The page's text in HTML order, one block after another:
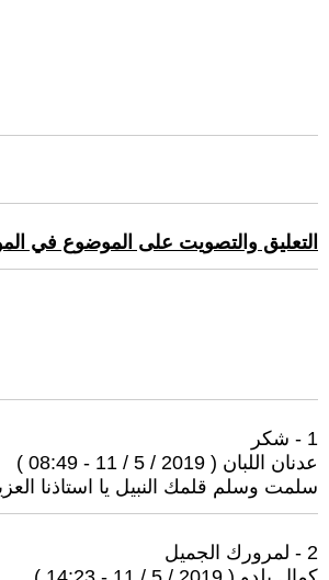
التعليق والتصويت على الموضوع في
1 - شكر
عدنان اللبان ( 2019 / 5 / 11 - 08:49 )
سلمت وسلم قلمك النبيل يا استاذنا
2 - لمرورك الجميل